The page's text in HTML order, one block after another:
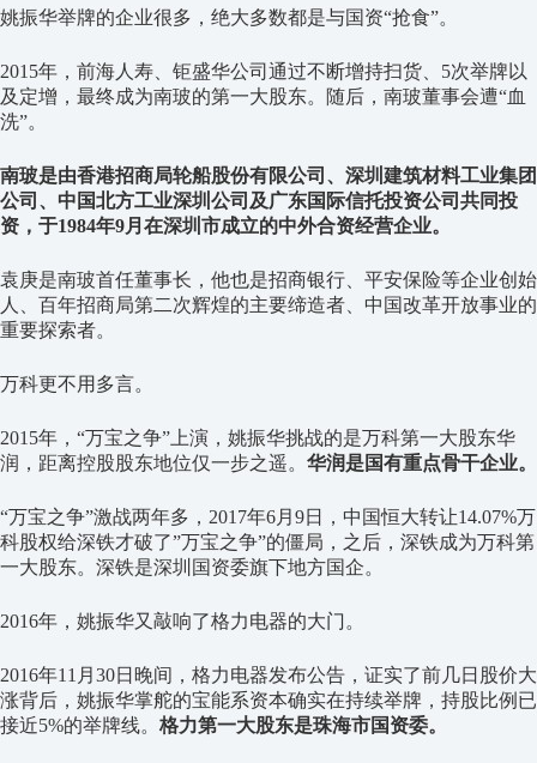
姚振华举牌的企业很多，绝大多数都是与国资“抢食”。
2015年，前海人寿、钜盛华公司通过不断增持扫货、5次举牌以
及定增，最终成为南玻的第一大股东。随后，南玻董事会遭“血
洗”。
南玻是由香港招商局轮船股份有限公司、深圳建筑材料工业集团
公司、中国北方工业深圳公司及广东国际信托投资公司共同投
资，于1984年9月在深圳市成立的中外合资经营企业。
袁庚是南玻首任董事长，他也是招商银行、平安保险等企业创始
人、百年招商局第二次辉煌的主要缔造者、中国改革开放事业的
重要探索者。
万科更不用多言。
2015年，“万宝之争”上演，姚振华挑战的是万科第一大股东华
润，距离控股股东地位仅一步之遥。 华润是国有重点骨干企业。
“万宝之争”激战两年多，2017年6月9日，中国恒大转让14.07%万
科股权给深铁才破了”万宝之争”的僵局，之后，深铁成为万科第
一大股东。深铁是深圳国资委旗下地方国企。
2016年，姚振华又敲响了格力电器的大门。
2016年11月30日晚间，格力电器发布公告，证实了前几日股价大
涨背后，姚振华掌舵的宝能系资本确实在持续举牌，持股比例已
接近5%的举牌线。 格力第一大股东是珠海市国资委。